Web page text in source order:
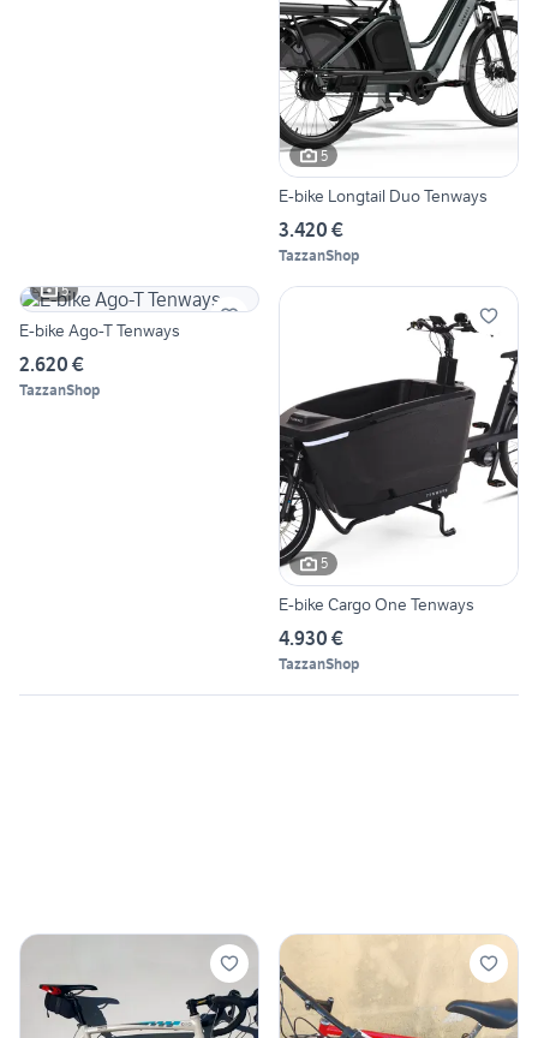
5
E-bike Longtail Duo Tenways
3.420 €
TazzanShop
5
E-bike Ago-T Tenways
2.620 €
TazzanShop
5
E-bike Cargo One Tenways
4.930 €
TazzanShop